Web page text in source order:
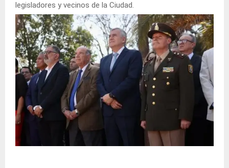
legisladores y vecinos de la Ciudad.